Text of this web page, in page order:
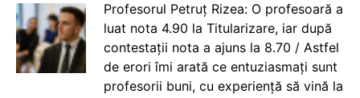
Profesorul Petruț Rizea: O profesoară a
luat nota 4.90 la Titularizare, iar după
contestații nota a ajuns la 8.70 / Astfel
de erori îmi arată ce entuziasmați sunt
profesorii buni, cu experiență să vină la